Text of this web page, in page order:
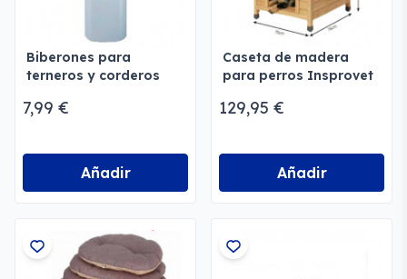
Biberones para
terneros y corderos
7,99 €
Añadir
Caseta de madera
para perros Insprovet
129,95 €
Añadir